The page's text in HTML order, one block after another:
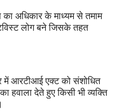
अधिकार के माध्यम से तमाम
लोग बने जिसके तहत
में आरटीआई एक्ट को संशोधित
हवाला देते हुए किसी भी व्यक्ति